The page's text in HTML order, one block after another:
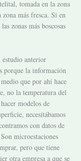
tomada en la zona
más fresca. Si en
zonas más boscosas
estudio anterior
porque la información
que por ahí hace
no la temperatura del
modelos de
necesitábamos
con datos de
microestaciones
pero que tiene
otra empresa a que se